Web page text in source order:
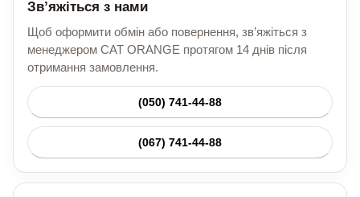
Зв’яжіться з нами
Щоб оформити обмін або повернення, зв’яжіться з
менеджером CAT ORANGE протягом 14 днів після
отримання замовлення.
(050) 741-44-88
(067) 741-44-88